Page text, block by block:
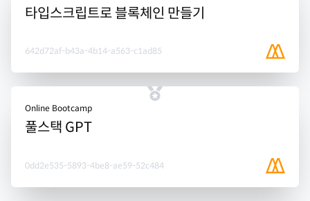
타입스크립트로 블록체인 만들기
642d72af-b43a-4b14-a563-c1ad85
Online Bootcamp
풀스택 GPT
0dd2e535-5893-4be8-ae59-52c484